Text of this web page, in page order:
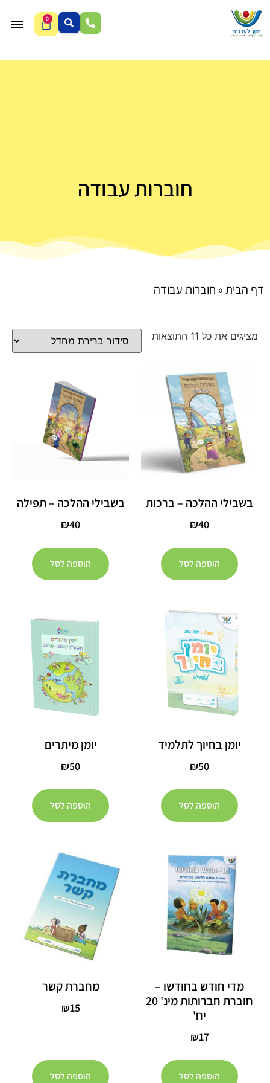
0
חוברות עבודה
דף הבית» חוברות עבודה
מציגים את כל ⁦11⁩ התוצאות
בשבילי ההלכה – ברכות
₪40
הוספה לסל
בשבילי ההלכה – תפילה
₪40
הוספה לסל
יומן בחיוך לתלמיד
₪50
הוספה לסל
יומן מיתרים
₪50
הוספה לסל
מדי חודש בחודשו –
חוברת חברותות מינ' 20
יח'
₪17
הוספה לסל
מחברת קשר
₪15
הוספה לסל